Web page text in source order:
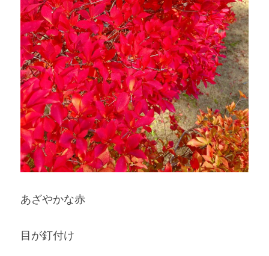
あざやかな赤
目が釘付け